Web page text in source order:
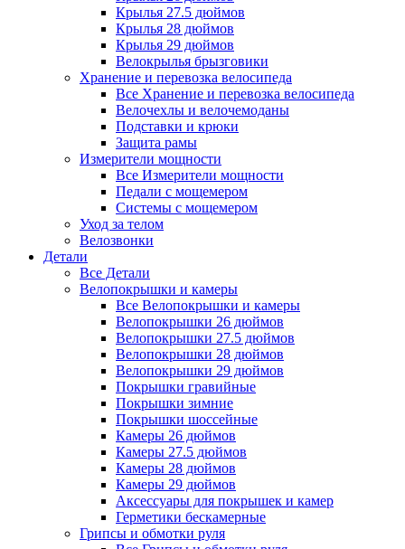
Крылья 27.5 дюймов
Крылья 28 дюймов
Крылья 29 дюймов
Велокрылья брызговики
Хранение и перевозка велосипеда
Все Хранение и перевозка велосипеда
Велочехлы и велочемоданы
Подставки и крюки
Защита рамы
Измерители мощности
Все Измерители мощности
Педали с мощемером
Системы с мощемером
Уход за телом
Велозвонки
Детали
Все Детали
Велопокрышки и камеры
Все Велопокрышки и камеры
Велопокрышки 26 дюймов
Велопокрышки 27.5 дюймов
Велопокрышки 28 дюймов
Велопокрышки 29 дюймов
Покрышки гравийные
Покрышки зимние
Покрышки шоссейные
Камеры 26 дюймов
Камеры 27.5 дюймов
Камеры 28 дюймов
Камеры 29 дюймов
Аксессуары для покрышек и камер
Герметики бескамерные
Грипсы и обмотки руля